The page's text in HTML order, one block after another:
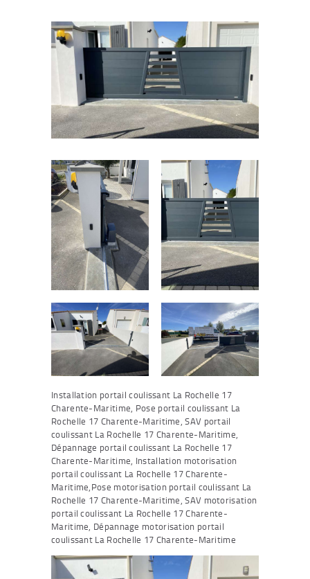
Installation portail coulissant La Rochelle 17
Charente-Maritime, Pose portail coulissant La
Rochelle 17 Charente-Maritime, SAV portail
coulissant La Rochelle 17 Charente-Maritime,
Dépannage portail coulissant La Rochelle 17
Charente-Maritime, Installation motorisation
portail coulissant La Rochelle 17 Charente-
Maritime,Pose motorisation portail coulissant La
Rochelle 17 Charente-Maritime, SAV motorisation
portail coulissant La Rochelle 17 Charente-
Maritime, Dépannage motorisation portail
coulissant La Rochelle 17 Charente-Maritime